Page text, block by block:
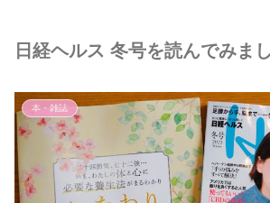
日経ヘルス 冬号を読んでみま
本・雑誌